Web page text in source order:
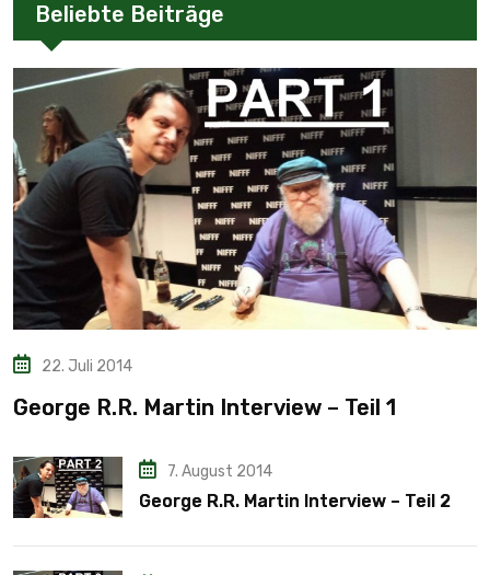
Beliebte Beiträge
22. Juli 2014
George R.R. Martin Interview – Teil 1
7. August 2014
George R.R. Martin Interview – Teil 2